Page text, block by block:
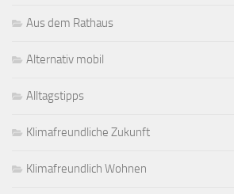
Aus dem Rathaus
Alternativ mobil
Alltagstipps
Klimafreundliche Zukunft
Klimafreundlich Wohnen